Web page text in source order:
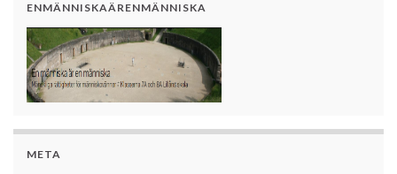
ENMÄNNISKAÄRENMÄNNISKA
META